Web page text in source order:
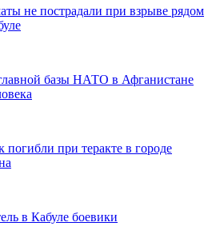
не пострадали при взрыве рядом
базы НАТО в Афганистане
погибли при теракте в городе
в Кабуле боевики